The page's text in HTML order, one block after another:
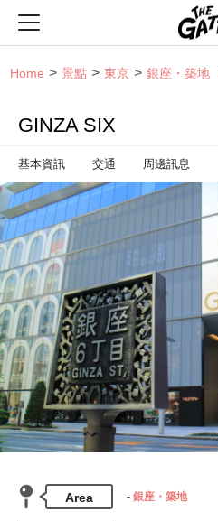
Home 景點 東京 銀座・築地
GINZA SIX
基本資訊 交通 周邊訊息
Area 銀座・築地